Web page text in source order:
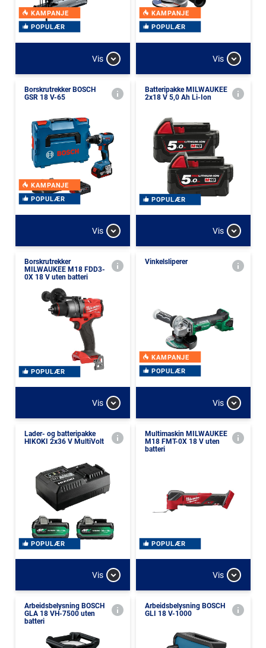
KAMPANJE
POPULÆR
Vis
KAMPANJE
POPULÆR
Vis
Borskrutrekker BOSCH
GSR 18 V-65
KAMPANJE
POPULÆR
Vis
Batteripakke MILWAUKEE
2x18 V 5,0 Ah Li-Ion
POPULÆR
Vis
Borskrutrekker
MILWAUKEE M18 FDD3-
0X 18 V uten batteri
POPULÆR
Vis
Vinkelsliperer
KAMPANJE
POPULÆR
Vis
Lader- og batteripakke
HIKOKI 2x36 V MultiVolt
POPULÆR
Vis
Multimaskin MILWAUKEE
M18 FMT-0X 18 V uten
batteri
POPULÆR
Vis
Arbeidsbelysning BOSCH
GLA 18 VH-7500 uten
batteri
Arbeidsbelysning BOSCH
GLI 18 V-1000